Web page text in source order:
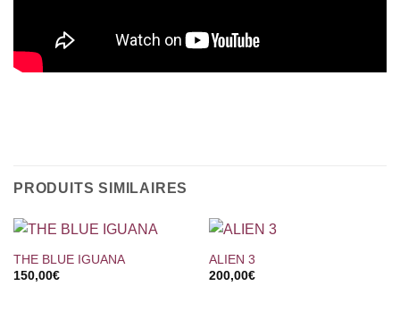
PRODUITS SIMILAIRES
THE BLUE IGUANA
150,00€
ALIEN 3
200,00€